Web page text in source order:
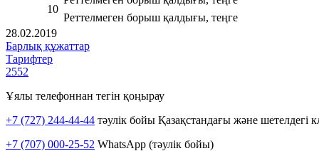
10
Реттелмеген борыш қалдығы, теңге
28.02.2019
Барлық құжаттар
Тарифтер
2552
Ұялы телефоннан тегін қоңырау
+7 (727) 244-44-44 тәулік бойы Қазақстандағы және шетелдегі
+7 (707) 000-25-52 WhatsApp (тәулік бойы)